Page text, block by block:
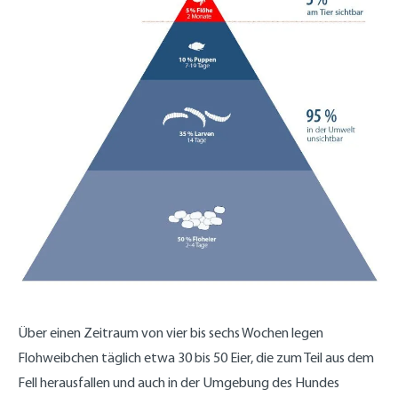
Über einen Zeitraum von vier bis sechs Wochen legen
Flohweibchen täglich etwa 30 bis 50 Eier, die zum Teil aus dem
Fell herausfallen und auch in der Umgebung des Hundes